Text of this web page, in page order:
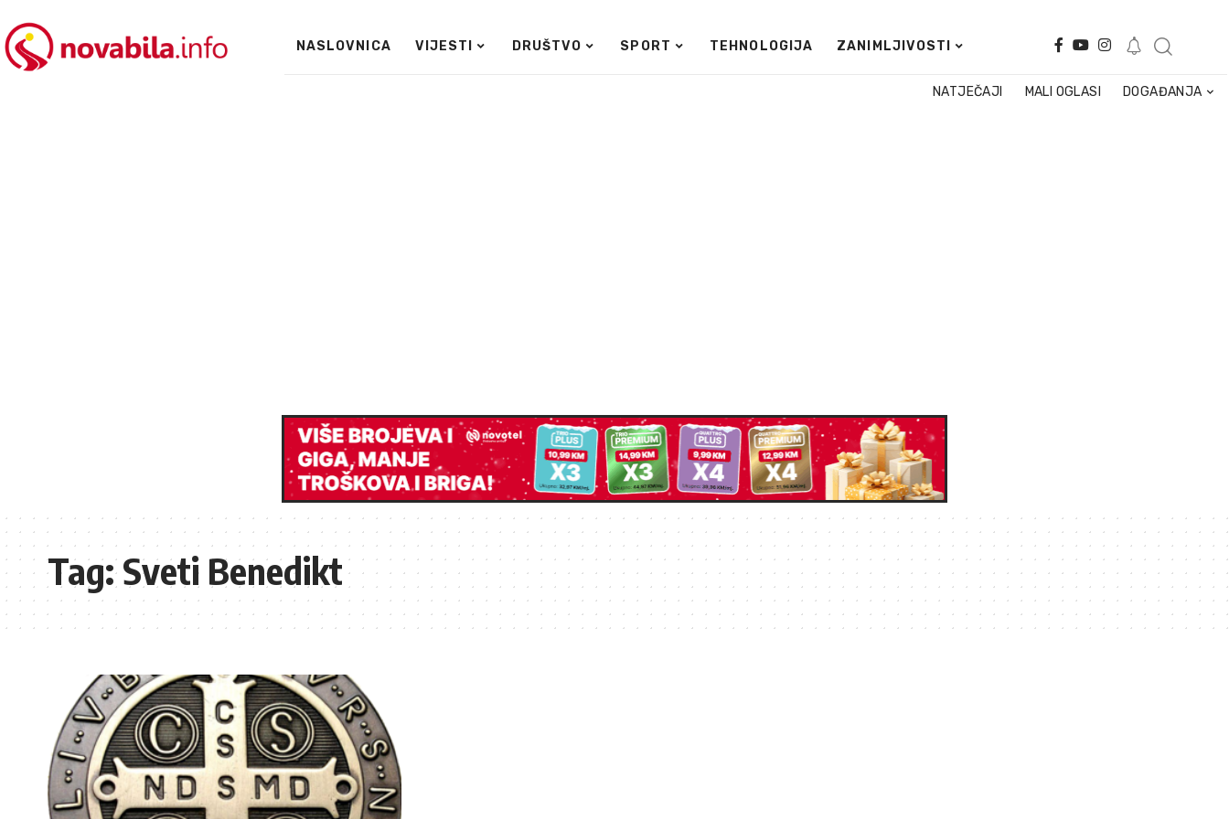
NASLOVNICA VIJESTI DRUŠTVO SPORT TEHNOLOGIJA ZANIMLJIVOSTI
NATJEČAJI MALI OGLASI DOGAĐANJA
Tag:Sveti Benedikt